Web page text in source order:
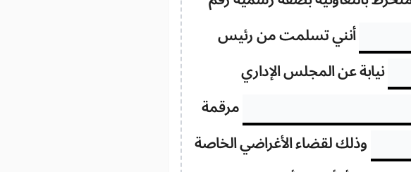
أنني تسلمت من رئيس
نيابة عن المجلس الإداري
مرقمة
وذلك لقضاء الأغراضي الخاصة